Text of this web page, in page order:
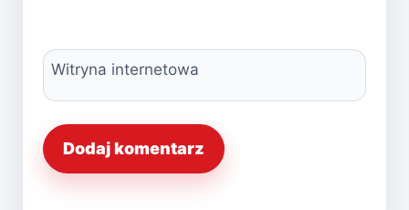
Witryna internetowa